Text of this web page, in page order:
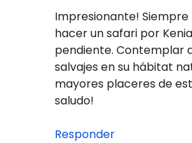
Impresionante!
hacer un safari por
pendiente. Contemplar
salvajes en su hábitat
mayores placeres de
saludo!
Responder